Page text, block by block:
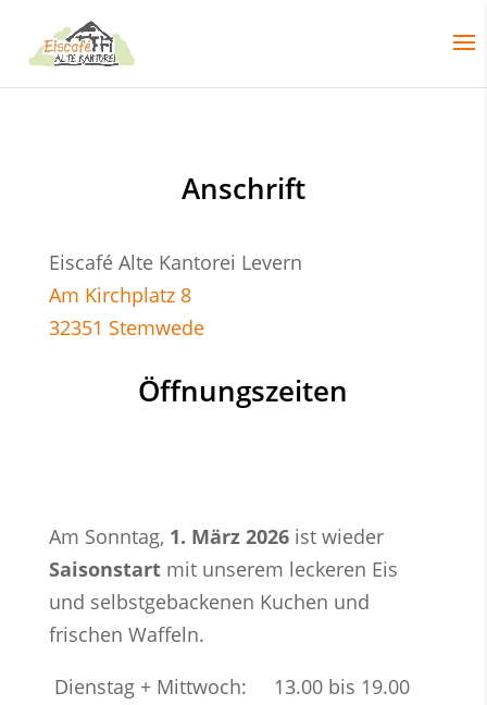
Anschrift
Eiscafé Alte Kantorei Levern
Am Kirchplatz 8
32351 Stemwede
Öffnungszeiten
Am Sonntag, 1. März 2026ist wieder
Saisonstart mit unserem leckeren Eis
und selbstgebackenen Kuchen und
frischen Waffeln.
Dienstag + Mittwoch: 13.00 bis 19.00